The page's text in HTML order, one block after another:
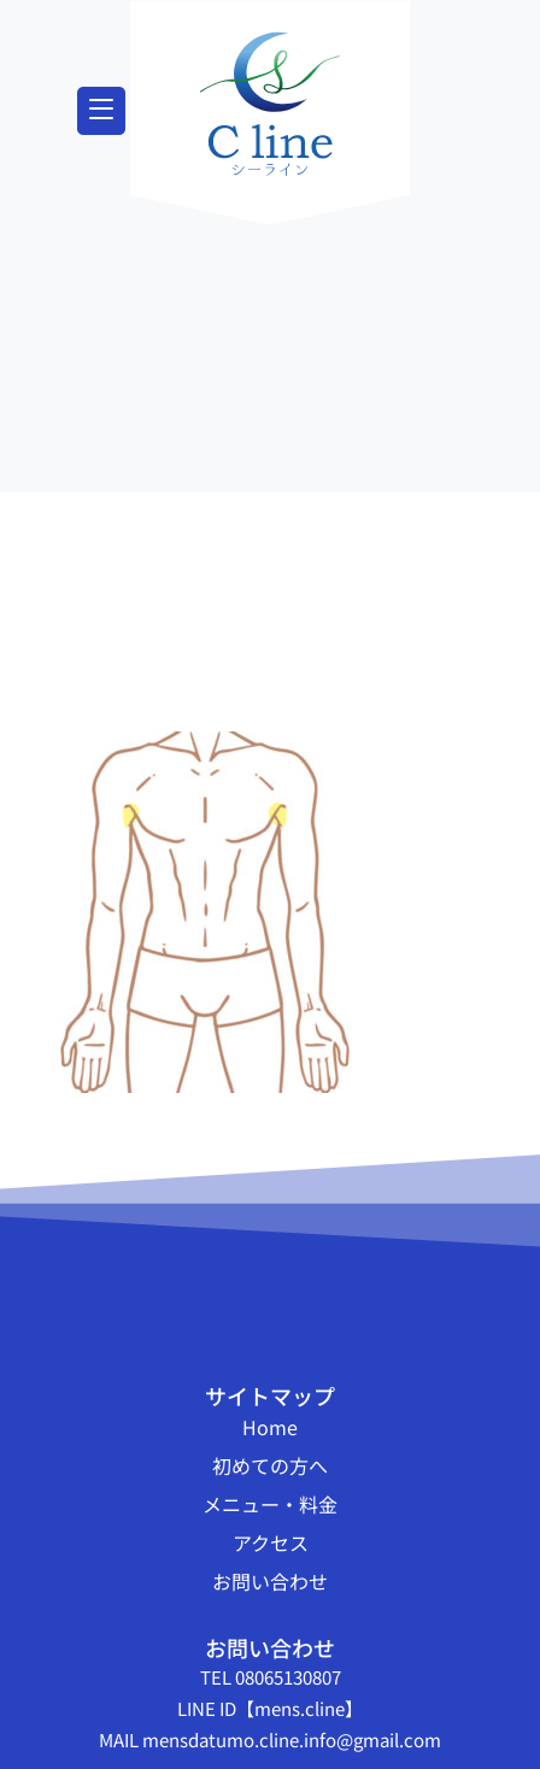
サイトマップ
Home
初めての方へ
メニュー・料金
アクセス
お問い合わせ
お問い合わせ
TEL 08065130807
LINE ID【mens.cline】
MAIL mensdatumo.cline.info@gmail.com